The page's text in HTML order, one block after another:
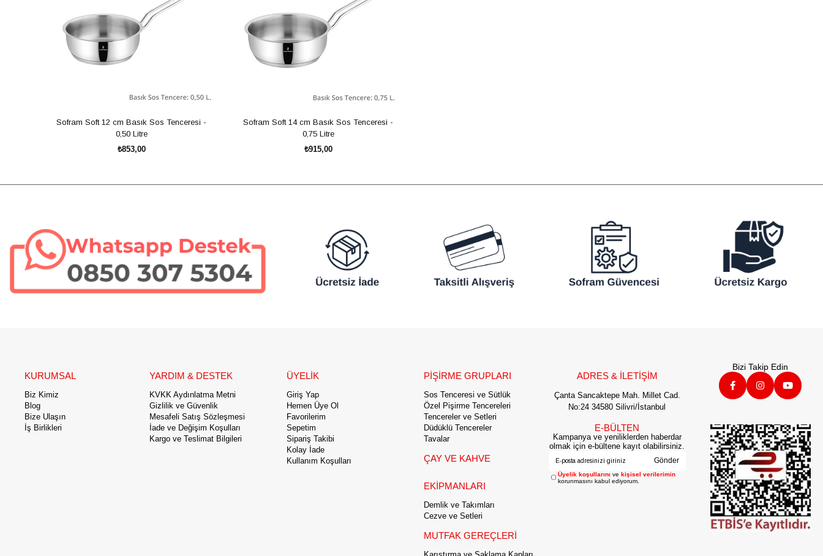
Sofram Soft 12 cm Basık Sos Tenceresi -
0,50 Litre
₺853,00
Sofram Soft 14 cm Basık Sos Tenceresi -
0,75 Litre
₺915,00
KURUMSAL
Biz Kimiz
Blog
Bize Ulaşın
İş Birlikleri
YARDIM & DESTEK
KVKK Aydınlatma Metni
Gizlilik ve Güvenlik
Mesafeli Satış Sözleşmesi
İade ve Değişim Koşulları
Kargo ve Teslimat Bilgileri
ÜYELİK
Giriş Yap
Hemen Üye Ol
Favorilerim
Sepetim
Sipariş Takibi
Kolay İade
Kullanım Koşulları
PİŞİRME GRUPLARI
Sos Tenceresi ve Sütlük
Özel Pişirme Tencereleri
Tencereler ve Setleri
Düdüklü Tencereler
Tavalar
ÇAY VE KAHVE
EKİPMANLARI
Demlik ve Takımları
Cezve ve Setleri
MUTFAK GEREÇLERİ
ADRES & İLETİŞİM
Çanta Sancaktepe Mah. Millet Cad.
No:24 34580 Silivri/İstanbul
E-BÜLTEN
Kampanya ve yeniliklerden haberdar
olmak için e-bültene kayıt olabilirsiniz.
Gönder
Üyelik koşullarını vekişisel verilerimin
korunmasını kabul ediyorum.
Bizi Takip Edin